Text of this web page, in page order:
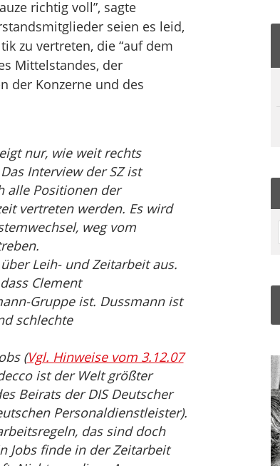
richtig voll”, sagte
seien es leid,
zu vertreten, die “auf dem
Mittelstandes, der
der Konzerne und des
nur, wie weit rechts
Interview der SZ ist
alle Positionen der
vertreten werden. Es wird
weg vom
Leih- und Zeitarbeit aus.
Clement
Gruppe ist. Dussmann ist
schlechte
(Vgl. Hinweise vom 3.12.07
ist der Welt größter
Beirats der DIS Deutscher
Personaldienstleister).
das sind doch
Jobs finde in der Zeitarbeit